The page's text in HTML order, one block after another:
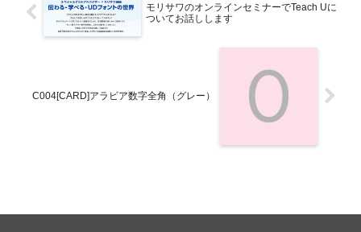
モリサワのオンラインセミナーでTeach Uに
ついてお話しします
C004[CARD]アラビア数字全角（グレー）